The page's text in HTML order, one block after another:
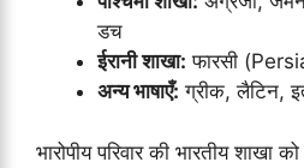
डच
ईरानी शाखा: फारसी
अन्य भाषाएँ: ग्रीक, लैटिन,
भारोपीय परिवार की भारतीय शाखा को